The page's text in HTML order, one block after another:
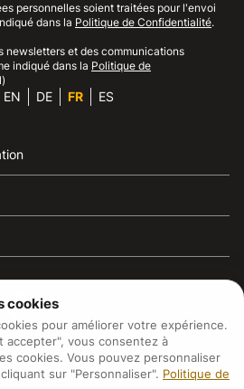
personnelles soient traitées pour l'envoi
dans la Politique de Confidentialité.
newsletters et des communications
indiqué dans la Politique de
EN DE FR ES
du développement durable, de la
et de la biodiversité
cookies
pour améliorer votre expérience.
accepter", vous consentez à
cookies. Vous pouvez personnaliser
sur "Personnaliser". Politique de